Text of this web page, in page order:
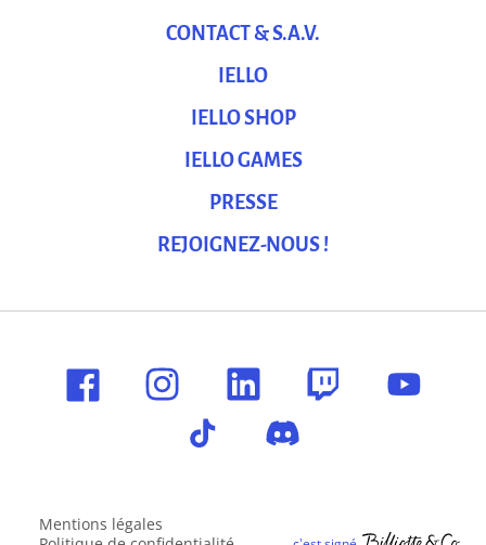
CONTACT & S.A.V.
IELLO
IELLO SHOP
IELLO GAMES
PRESSE
REJOIGNEZ-NOUS !
Mentions légales